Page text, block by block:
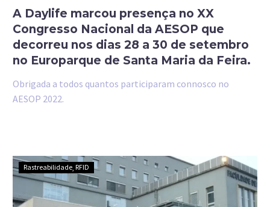
A Daylife marcou presença no XX
Congresso Nacional da AESOP que
decorreu nos dias 28 a 30 de setembro
no Europarque de Santa Maria da Feira.
Obrigada a todos quantos participaram connosco no
AESOP 2022.
Rastreabilidade RFID